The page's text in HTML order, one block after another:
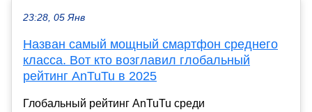
23:28, 05 Янв
Назван самый мощный смартфон среднего
класса. Вот кто возглавил глобальный
рейтинг AnTuTu в 2025
Глобальный рейтинг AnTuTu среди